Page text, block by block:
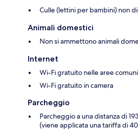
Culle (lettini per bambini) non
Animali domestici
Non si ammettono animali
Internet
Wi-Fi gratuito nelle aree comuni
Wi-Fi gratuito in camera
Parcheggio
Parcheggio a una distanza di
(viene applicata una tariffa di